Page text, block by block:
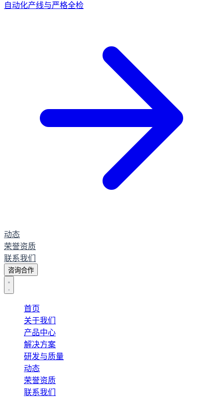
自动化产线与严格全检
动态
荣誉资质
联系我们
咨询合作
首页
关于我们
产品中心
解决方案
研发与质量
动态
荣誉资质
联系我们